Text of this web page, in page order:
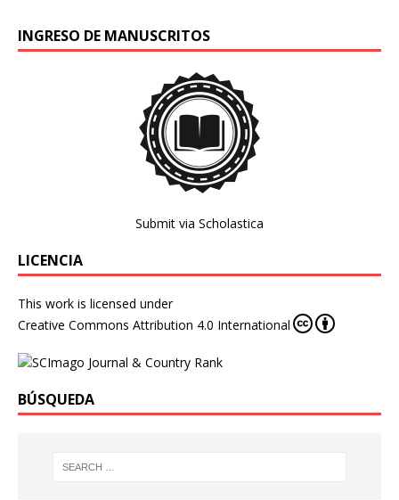
INGRESO DE MANUSCRITOS
Submit via Scholastica
LICENCIA
This work is licensed under
Creative Commons Attribution 4.0 International
BÚSQUEDA